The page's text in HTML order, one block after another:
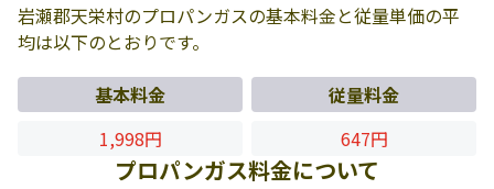
岩瀬郡天栄村のプロパンガスの基本料金と従量単価の平
均は以下のとおりです。
基本料金
従量料金
1,998円
647円
プロパンガス料金について